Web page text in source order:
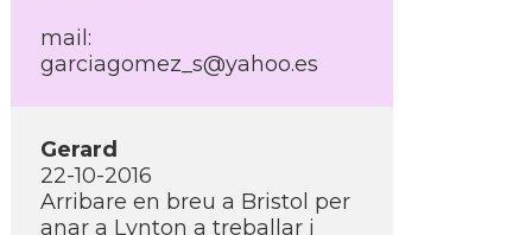
mail:
garciagomez_s@yahoo.es
Gerard
22-10-2016
Arribare en breu a Bristol per
anar a Lynton a treballar i